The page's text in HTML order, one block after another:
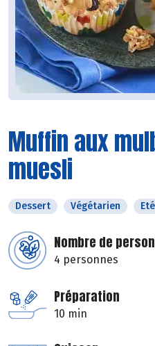
Muffin aux
muesli
Dessert Végétarien Eté
Nombre de
4 personnes
Préparation
10 min